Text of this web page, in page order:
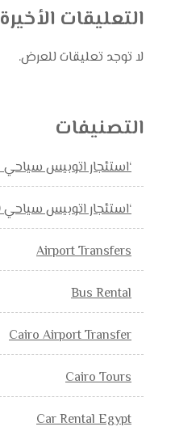
التعليقات الأخيرة
لا توجد تعليقات للعرض.
التصنيفات
‘استئجار اتوبيس سياحي 33راكب
‘استئجار اتوبيس سياحي 50راكب
Airport Transfers
Bus Rental
Cairo Airport Transfer
Cairo Tours
Car Rental Egypt